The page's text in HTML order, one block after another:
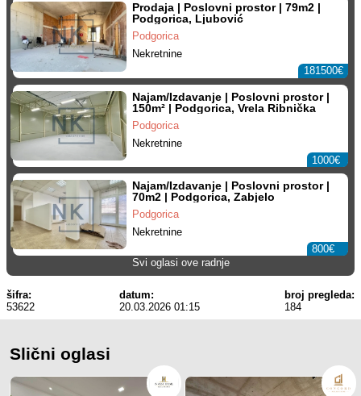
Prodaja | Poslovni prostor | 79m2 |
Podgorica, Ljubović
Podgorica
Nekretnine
181500€
Najam/Izdavanje | Poslovni prostor |
150m² | Podgorica, Vrela Ribnička
Podgorica
Nekretnine
1000€
Najam/Izdavanje | Poslovni prostor |
70m2 | Podgorica, Zabjelo
Podgorica
Nekretnine
800€
Svi oglasi ove radnje
šifra:
53622
datum:
20.03.2026 01:15
broj pregleda:
184
Slični oglasi